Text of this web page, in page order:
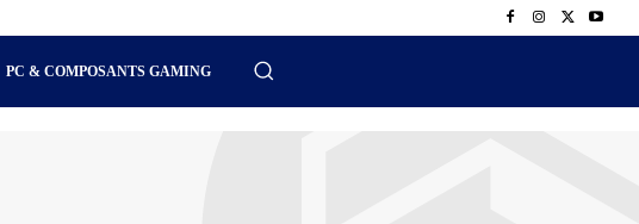
PC & COMPOSANTS GAMING